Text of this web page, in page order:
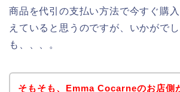
商品を代引の支払い方法で今すぐ購
えていると思うのですが、いかがで
も、、、。
そもそも、Emma Cocarneのお店側